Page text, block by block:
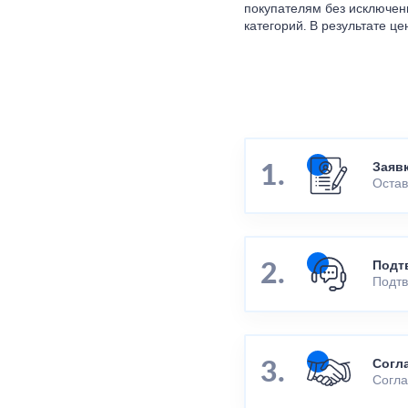
покупателям без
категорий. В результате